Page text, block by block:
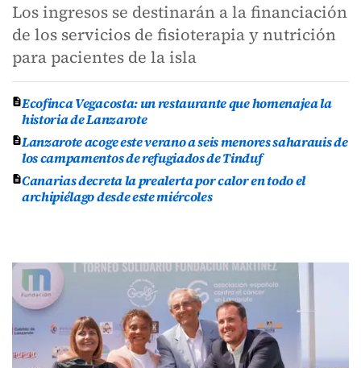
Los ingresos se destinarán a la financiación
de los servicios de fisioterapia y nutrición
para pacientes de la isla
Ecofinca Vegacosta: un restaurante que homenajea la
historia de Lanzarote
Lanzarote acoge este verano a seis menores saharauis de
los campamentos de refugiados de Tinduf
Canarias decreta la prealerta por calor en todo el
archipiélago desde este miércoles